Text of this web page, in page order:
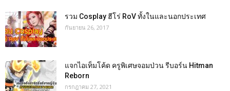
รวม Cosplay ฮีโร่ RoV ทั้งในและนอกประเทศ
กันยายน 26, 2017
แจกไอเท็มโค้ด ครูพิเศษจอมป่วน รีบอร์น Hitman
Reborn
กรกฎาคม 27, 2021